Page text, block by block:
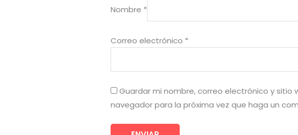
Nombre *
Correo electrónico *
Guardar mi nombre, correo electrónico y sitio
navegador para la próxima vez que haga un